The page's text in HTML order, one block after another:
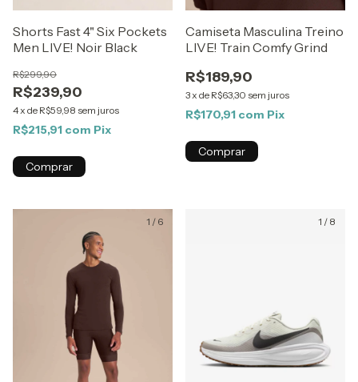
Shorts Fast 4" Six Pockets
Men LIVE! Noir Black
R$239,90
R$299,90
4x de R$59,98 sem juros
R$215,91 com Pix
Comprar
Camiseta Masculina Treino
LIVE! Train Comfy Grind
R$189,90
3x de R$63,30 sem juros
R$170,91 com Pix
Comprar
1 / 6 1 / 8